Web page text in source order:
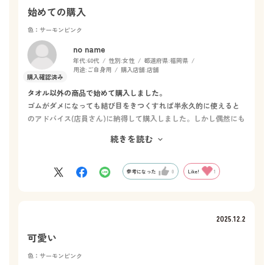
始めての購入
色：サーモンピンク
no name
年代:60代 性別:女性 都道府県:福岡県
用途: ご自身用 購入店舗:店舗
タオル以外の商品で始めて購入しました。
ゴムがダメになっても結び目をきつくすれば半永久的に使えると
のアドバイス(店員さん)に納得して購入しました。しかし偶然にも
ませんでした。Hotmanのタオルは色展開が多いことが魅力の１つ
庫を複数枚確保しておいていただけたらと思います。肝心の使い
い心地ですが、フワフワ感、厚みなどはありません。結び直しを
利点なのかもしれませんね。シンプルが故に好きな色を選びたか
ったです。
続きを読む
参考になった 0 Like! 1
2025.12.2
可愛い
色：サーモンピンク